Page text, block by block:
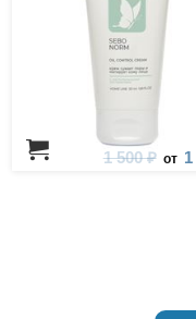
1 500 ₽ от